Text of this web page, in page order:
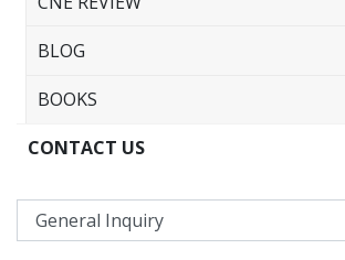
BLOG
BOOKS
CONTACT US